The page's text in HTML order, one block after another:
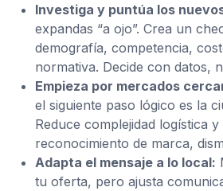
Investiga y puntúa los
expandas “a ojo”. Crea un
demografía, competencia,
normativa. Decide con datos,
Empieza por mercados
el siguiente paso lógico es la
Reduce complejidad logística
reconocimiento de marca,
Adapta el mensaje a lo local:
tu oferta, pero ajusta